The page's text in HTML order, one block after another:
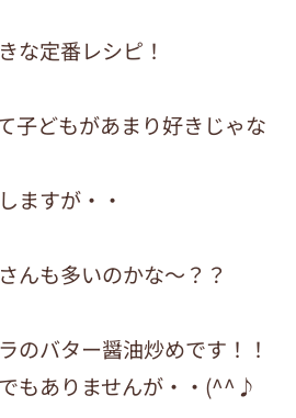
な定番レシピ！
子どもがあまり好きじゃな
ますが・・
んも多いのかな～？？
のバター醤油炒めです！！
もありませんが・・ (^^♪